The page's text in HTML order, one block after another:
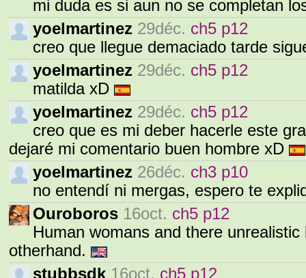
mi duda es si aun no se completan
yoelmartinez 29déc. ch5 p12
creo que llegue demaciado tarde
yoelmartinez 29déc. ch5 p12
matilda xD
yoelmartinez 29déc. ch5 p12
creo que es mi deber hacerle este
dejaré mi comentario buen hombre xD
yoelmartinez 26déc. ch3 p10
no entendí ni mergas, espero te
Ouroboros 16oct. ch5 p12
Human womans and there
otherhand.
stubbsdk 16oct. ch5 p12